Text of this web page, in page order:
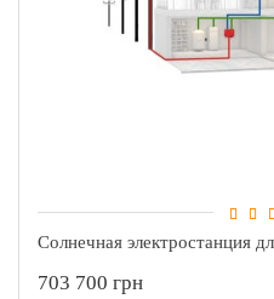
Солнечная электростанция
703 700 грн